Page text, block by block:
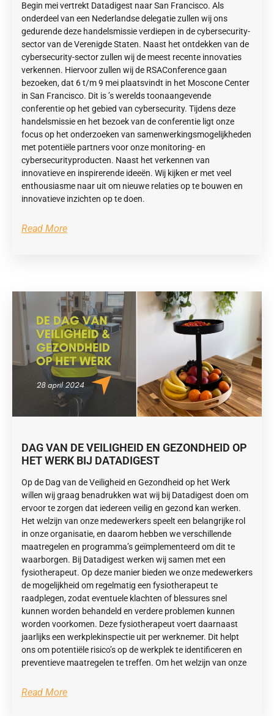
Begin mei vertrekt Datadigest naar San Francisco. Als
onderdeel van een Nederlandse delegatie zullen wij ons
gedurende deze handelsmissie verdiepen in de cybersecurity-
sector van de Verenigde Staten. Naast het ontdekken van de
cybersecurity-sector zullen wij de meest recente innovaties
verkennen. Hiervoor zullen wij de RSAConference gaan
bezoeken, dat 6 t/m 9 mei plaatsvindt in het Moscone Center
in San Francisco. Dit is ’s werelds toonaangevende
conferentie op het gebied van cybersecurity. Tijdens deze
handelsmissie en het bezoek van de conferentie ligt onze
focus op het onderzoeken van samenwerkingsmogelijkheden
met potentiële partners voor onze monitoring- en
cybersecurityproducten. Naast het verkennen van
innovatieve en inspirerende ideeën. Wij kijken er met veel
enthousiasme naar uit om nieuwe relaties op te bouwen en
innovatieve inzichten op te doen.
Read More
DAG VAN DE VEILIGHEID EN GEZONDHEID OP
HET WERK BIJ DATADIGEST
Op de Dag van de Veiligheid en Gezondheid op het Werk
willen wij graag benadrukken wat wij bij Datadigest doen om
ervoor te zorgen dat iedereen veilig en gezond kan werken.
Het welzijn van onze medewerkers speelt een belangrijke rol
in onze organisatie, en daarom hebben we verschillende
maatregelen en programma’s geïmplementeerd om dit te
waarborgen. Bij Datadigest werken wij samen met een
fysiotherapeut. Op deze manier bieden we onze medewerkers
de mogelijkheid om regelmatig een fysiotherapeut te
raadplegen, zodat eventuele klachten of blessures snel
kunnen worden behandeld en verdere problemen kunnen
worden voorkomen. Deze fysiotherapeut voert daarnaast
jaarlijks een werkplekinspectie uit per werknemer. Dit helpt
ons om potentiële risico’s op de werkplek te identificeren en
preventieve maatregelen te treffen. Om het welzijn van onze
Read More